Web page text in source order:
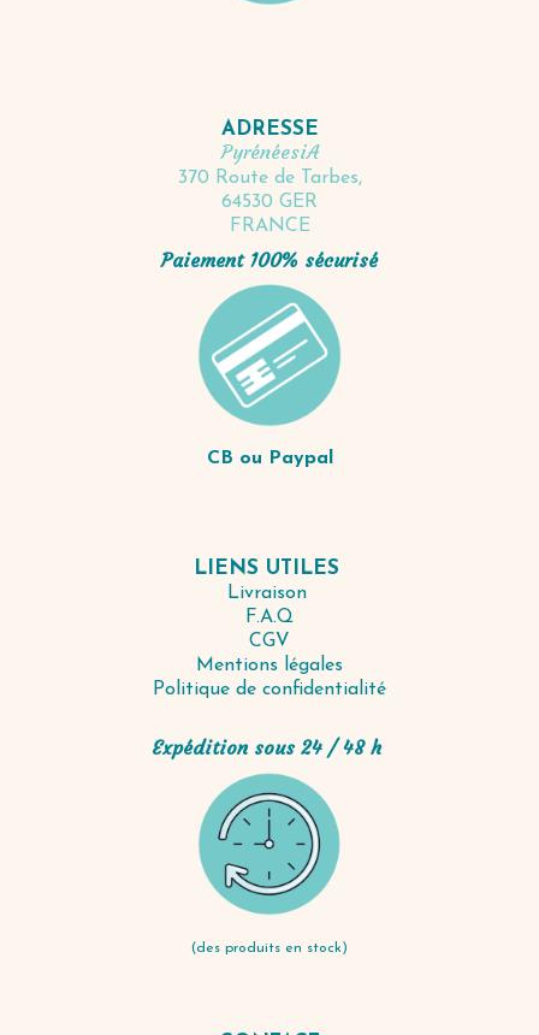
ADRESSE
PyrénéesiA
370 Route de Tarbes,
64530 GER
FRANCE
Paiement 100% sécurisé
CB ou Paypal
LIENS UTILES
Livraison
F.A.Q
CGV
Mentions légales
Politique de confidentialité
Expédition sous 24 / 48 h
(des produits en stock)